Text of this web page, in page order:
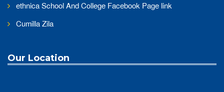
ethnica School And College Facebook Page link
Cumilla Zila
Our Location